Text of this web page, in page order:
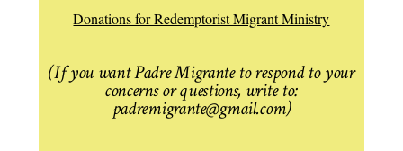
Donations for Redemptorist Migrant Ministry
(If you want Padre Migrante to respond to your
concerns or questions, write to:
padremigrante@gmail.com)